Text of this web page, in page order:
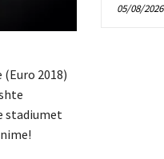
2018)
stadiumet
05/08/2026